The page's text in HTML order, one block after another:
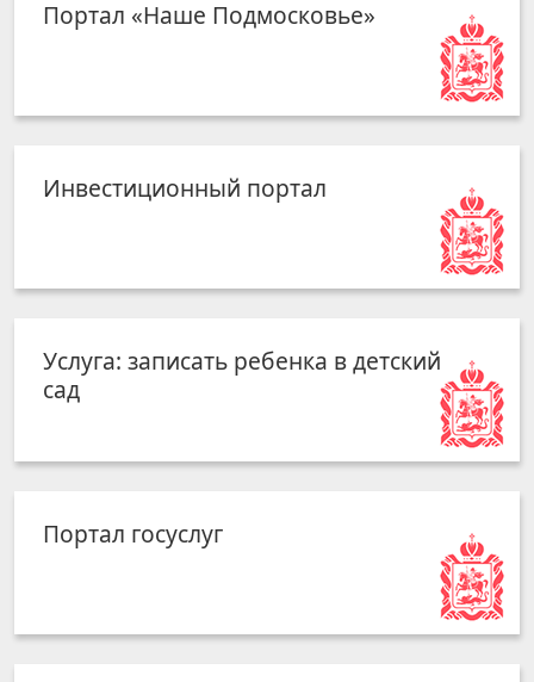
Портал «Наше Подмосковье»
Инвестиционный портал
Услуга: записать ребенка в детский
сад
Портал госуслуг